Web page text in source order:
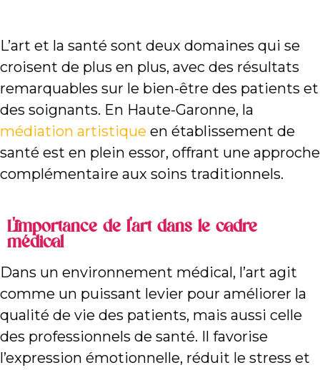
L’art et la santé sont deux domaines qui se
croisent de plus en plus, avec des résultats
remarquables sur le bien-être des patients et
des soignants. En Haute-Garonne, la
médiation artistique en établissement de
santé est en plein essor, offrant une approche
complémentaire aux soins traditionnels.
L'importance de l'art dans le cadre
médical
Dans un environnement médical, l’art agit
comme un puissant levier pour améliorer la
qualité de vie des patients, mais aussi celle
des professionnels de santé. Il favorise
l’expression émotionnelle, réduit le stress et